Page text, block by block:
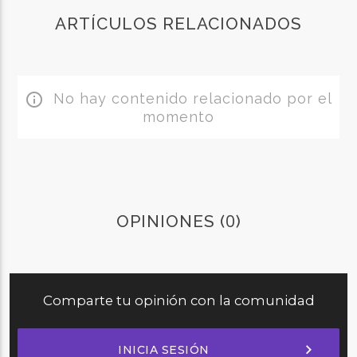
ARTÍCULOS RELACIONADOS
info_outline No hay contenido relacionado por el
momento
OPINIONES (0)
Comparte tu opinión con la comunidad
INICIA SESIÓN chevron_right